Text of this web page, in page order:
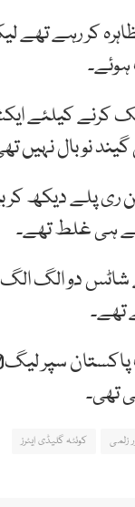
کر رہے تھے
کیلئے
نو بال نہیں
ری پلے دیکھ
ہی غلط تھے۔
دو الگ
تھے۔
زلمی کوئٹہ گلیڈی ایٹرز